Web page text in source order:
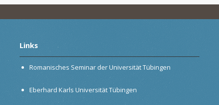
Links
Romanisches Seminar der Universität Tübingen
Eberhard Karls Universität Tübingen